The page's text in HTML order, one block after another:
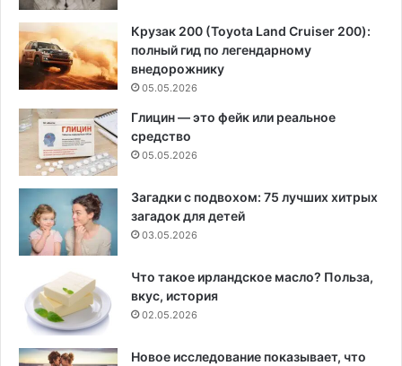
Крузак 200 (Toyota Land Cruiser 200):
полный гид по легендарному
внедорожнику
05.05.2026
Глицин — это фейк или реальное
средство
05.05.2026
Загадки с подвохом: 75 лучших хитрых
загадок для детей
03.05.2026
Что такое ирландское масло? Польза,
вкус, история
02.05.2026
Новое исследование показывает, что